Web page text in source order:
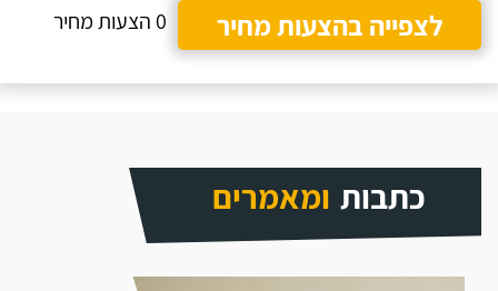
לצפייה בהצעות מחיר
0 הצעות מחיר
כתבות ומאמרים